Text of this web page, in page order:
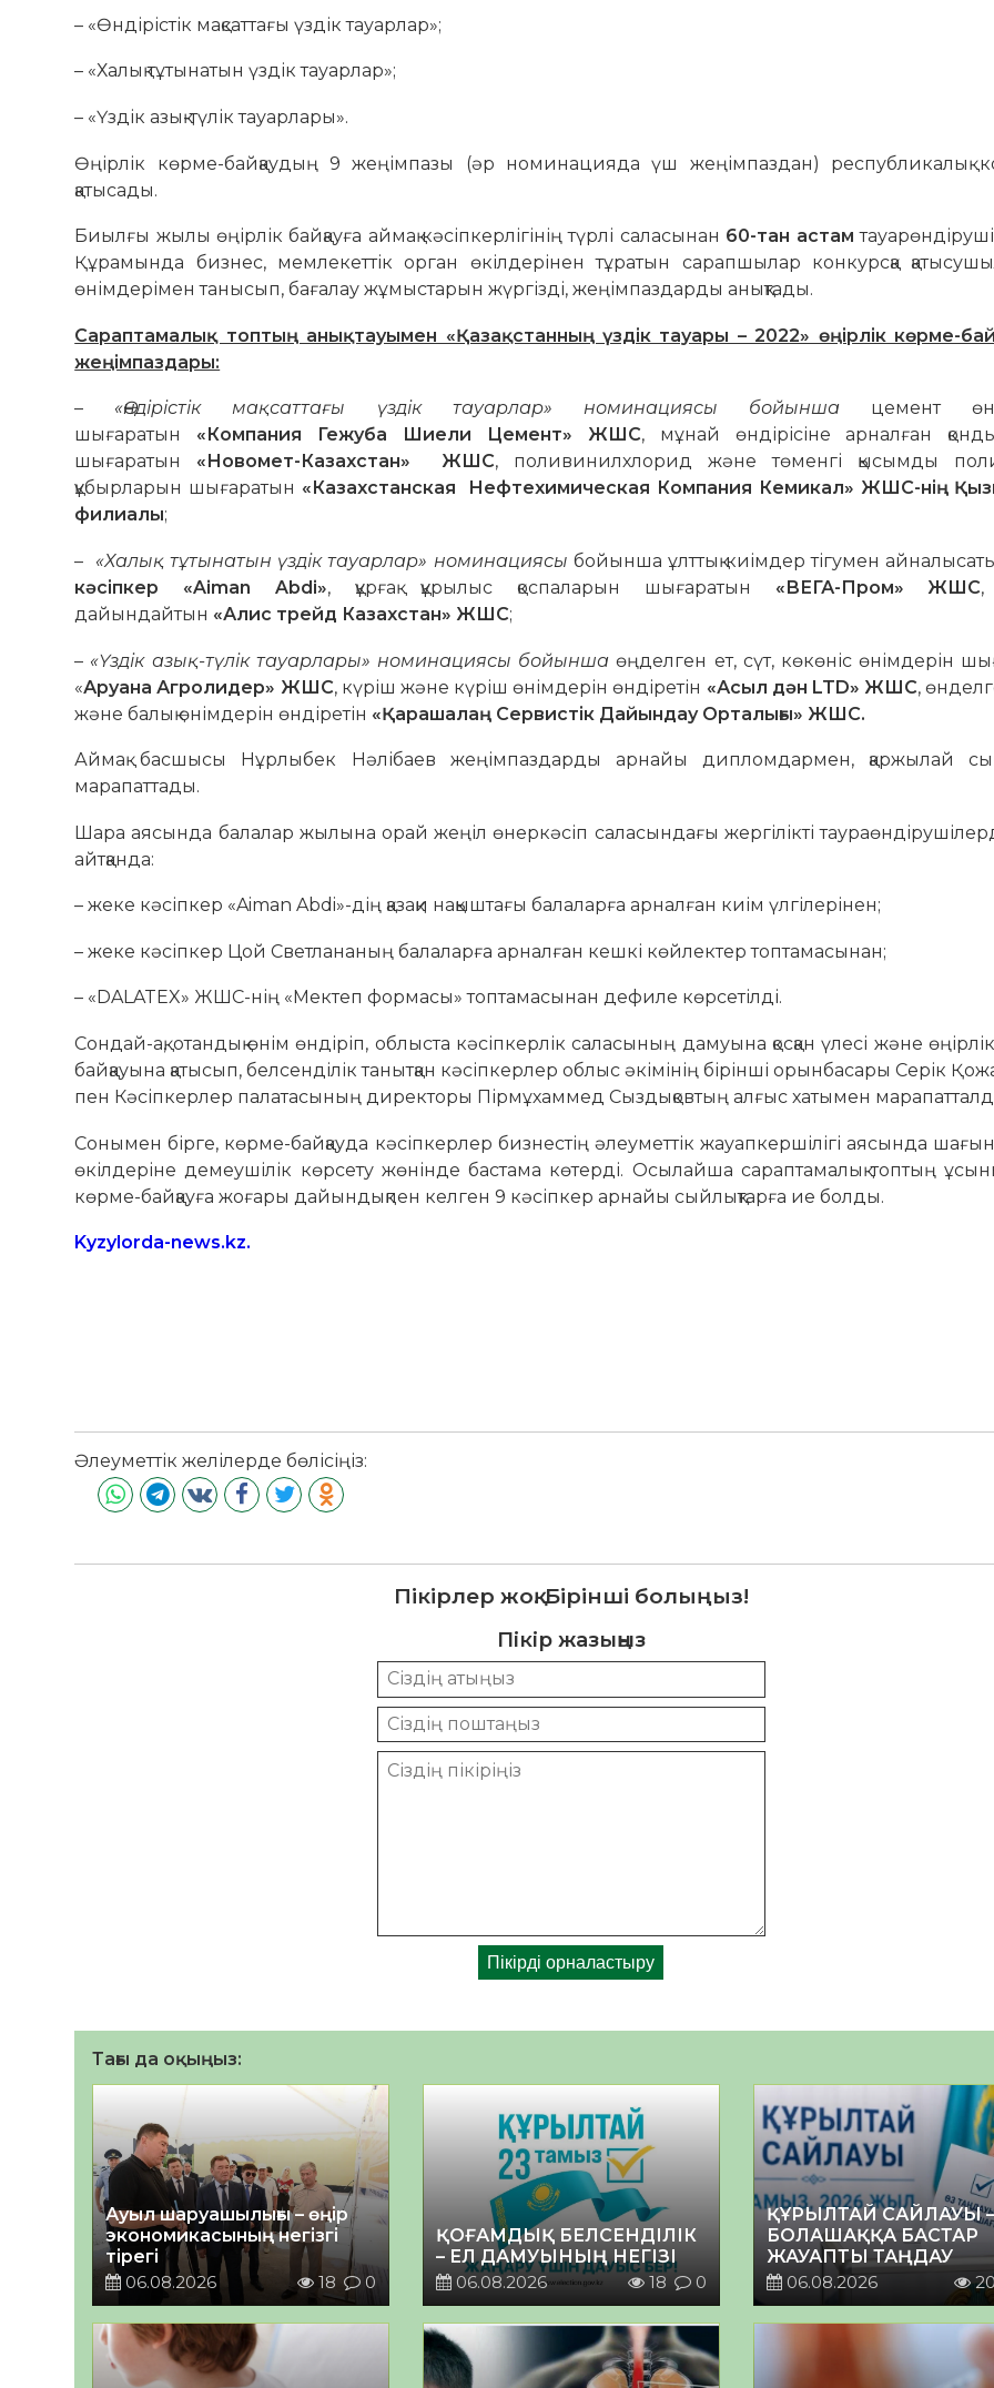
– «Өндірістік мақсаттағы үздік тауарлар»;
– «Халық тұтынатын үздік тауарлар»;
– «Үздік азық-түлік тауарлары».
Өңірлік көрме-байқаудың 9 жеңімпазы (әр номинацияда үш жеңімпаздан) республикалық
қатысады.
Биылғы жылы өңірлік байқауға аймақ кәсіпкерлігінің түрлі саласынан 60-тан астам тауарөндіруші
Құрамында бизнес, мемлекеттік орган өкілдерінен тұратын сарапшылар конкурсқа
өнімдерімен танысып, бағалау жұмыстарын жүргізді, жеңімпаздарды анықтады.
Сараптамалық топтың анықтауымен «Қазақстанның үздік тауары – 2022» өңірлік көрме-
жеңімпаздары:
– «Өндірістік мақсаттағы үздік тауарлар» номинациясы бойынша цемент
шығаратын «Компания Гежуба Шиели Цемент» ЖШС, мұнай өндірісіне арналған
шығаратын «Новомет-Казахстан» ЖШС, поливинилхлорид және төменгі қысымды
құбырларын шығаратын «Казахстанская Нефтехимическая Компания Кемикал» ЖШС-нің
филиалы;
– «Халық тұтынатын үздік тауарлар» номинациясы бойынша ұлттық киімдер тігумен
кәсіпкер «Aiman Abdi», құрғақ құрылыс қоспаларын шығаратын «ВЕГА-Пром» ЖШС,
дайындайтын «Алис трейд Казахстан» ЖШС;
– «Үздік азық-түлік тауарлары» номинациясы бойынша өңделген ет, сүт, көкөніс өнімдерін
«Аруана Агролидер» ЖШС, күріш және күріш өнімдерін өндіретін «Асыл дән LTD» ЖШС,
және балық өнімдерін өндіретін «Қарашалаң Сервистік Дайындау Орталығы» ЖШС.
Аймақ басшысы Нұрлыбек Нәлібаев жеңімпаздарды арнайы дипломдармен, қаржылай
марапаттады.
Шара аясында балалар жылына орай жеңіл өнеркәсіп саласындағы жергілікті
айтқанда:
– жеке кәсіпкер «Aiman Abdi»-дің қазақи нақыштағы балаларға арналған киім үлгілерінен;
– жеке кәсіпкер Цой Светлананың балаларға арналған кешкі көйлектер топтамасынан;
– «DALATEX» ЖШС-нің «Мектеп формасы» топтамасынан дефиле көрсетілді.
Сондай-ақ, отандық өнім өндіріп, облыста кәсіпкерлік саласының дамуына қосқан үлесі және
байқауына қатысып, белсенділік танытқан кәсіпкерлер облыс әкімінің бірінші орынбасары Серік
пен Кәсіпкерлер палатасының директоры Пірмұхаммед Сыздықовтың алғыс хатымен
Сонымен бірге, көрме-байқауда кәсіпкерлер бизнестің әлеуметтік жауапкершілігі аясында
өкілдеріне демеушілік көрсету жөнінде бастама көтерді. Осылайша сараптамалық топтың
көрме-байқауға жоғары дайындықпен келген 9 кәсіпкер арнайы сыйлықтарға ие болды.
Kyzylorda-news.kz.
Әлеуметтік желілерде бөлісіңіз:
Пікірлер жоқ. Бірінші болыңыз!
Пікір жазыңыз
Тағы да оқыңыз:
Ауыл шаруашылығы – өңір
экономикасының негізгі
тірегі
06.08.2026
18 0
ҚОҒАМДЫҚ БЕЛСЕНДІЛІК
– ЕЛ ДАМУЫНЫҢ НЕГІЗІ
06.08.2026
18 0
ҚҰРЫЛТАЙ САЙЛАУЫ –
БОЛАШАҚҚА БАСТАР
ЖАУАПТЫ ТАҢДАУ
06.08.2026
20